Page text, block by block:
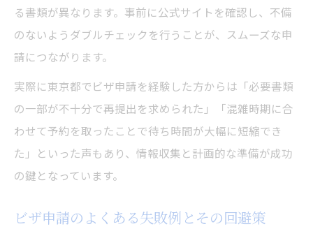
る書類が異なります。事前に公式サイトを確認し、不備
のないようダブルチェックを行うことが、スムーズな申
請につながります。
実際に東京都でビザ申請を経験した方からは「必要書類
の一部が不十分で再提出を求められた」「混雑時期に合
わせて予約を取ったことで待ち時間が大幅に短縮でき
た」といった声もあり、情報収集と計画的な準備が成功
の鍵となっています。
ビザ申請のよくある失敗例とその回避策